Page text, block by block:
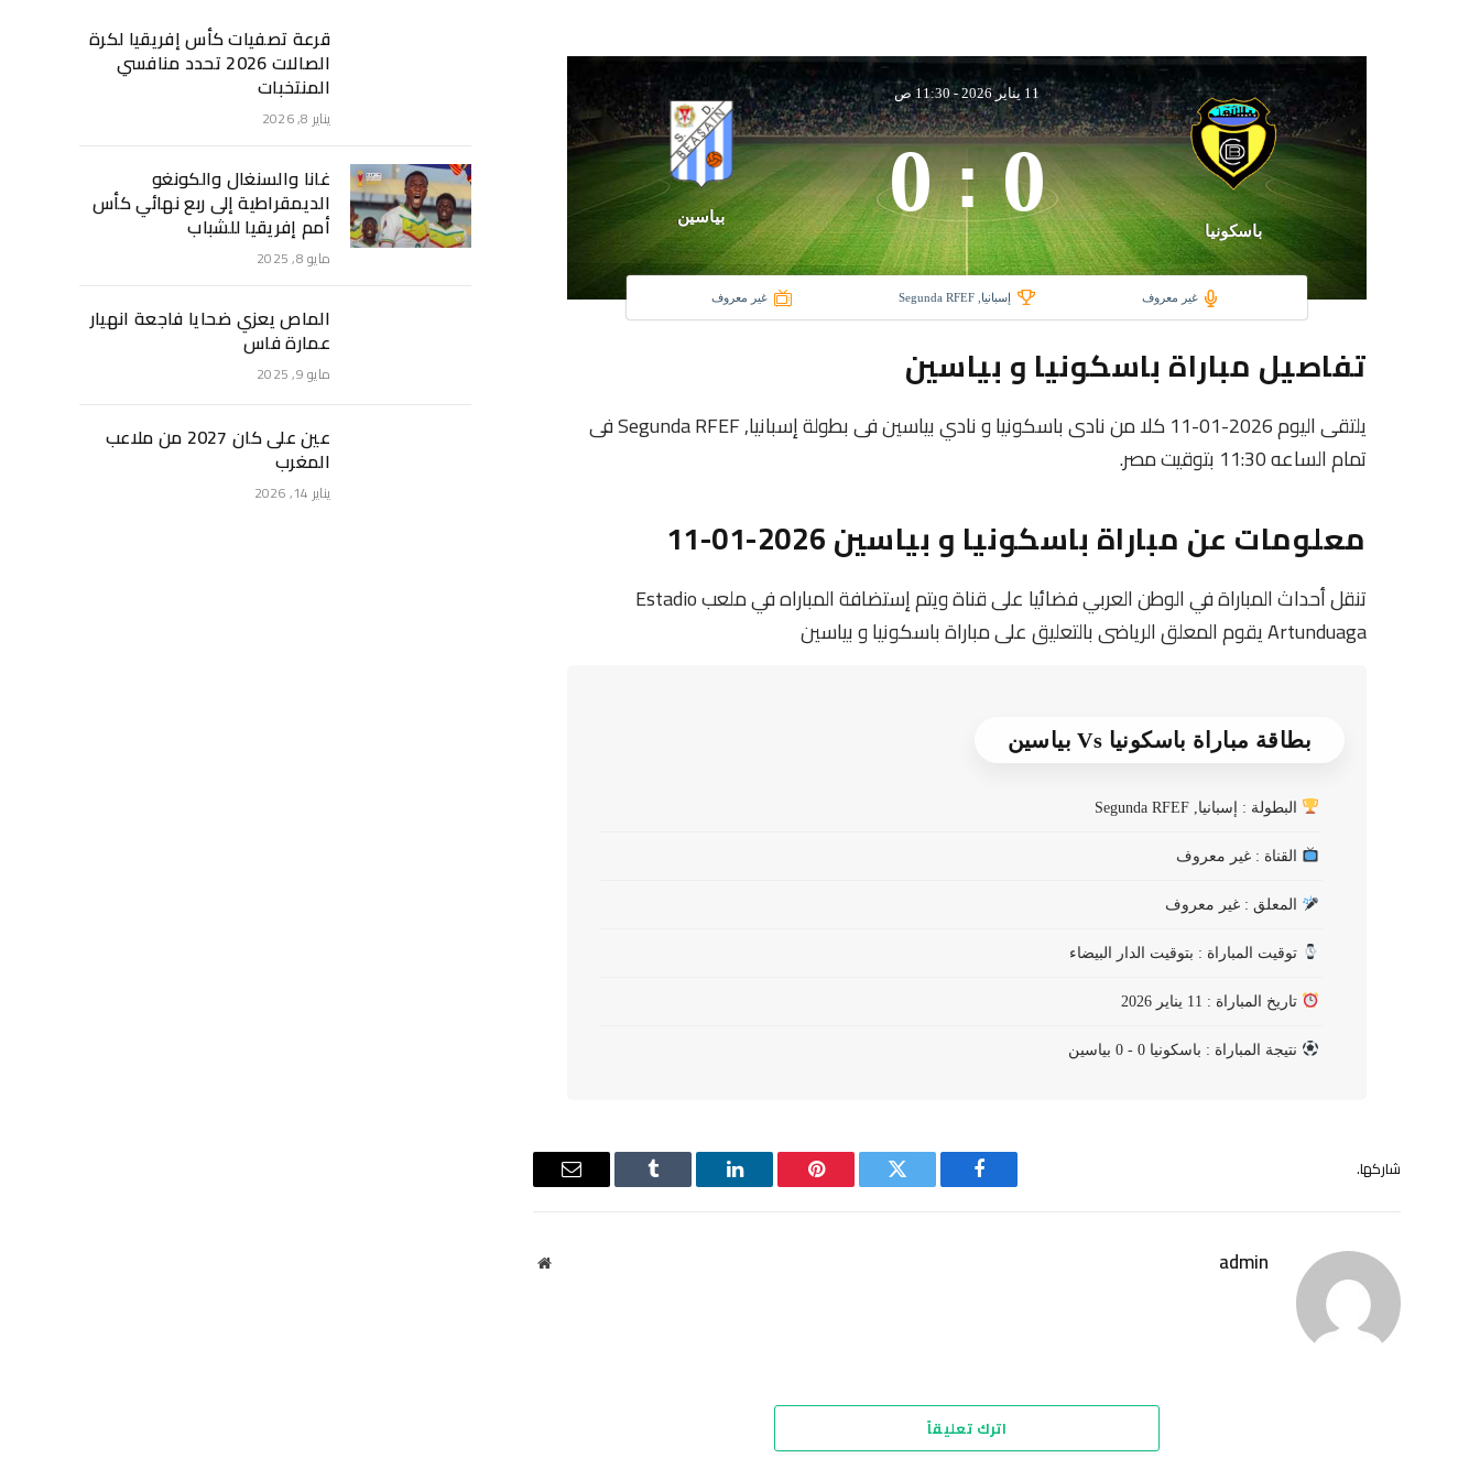
باسكونيا
11 يناير 2026 - 11:30 ص
0
:
0 بياسين
غير معروف إسبانيا, Segunda RFEF غير معروف
تفاصيل مباراة باسكونيا و بياسين
يلتقى اليوم 2026-01-11 كلا من نادى باسكونيا و نادي بياسين فى بطولة إسبانيا, Segunda RFEF فى
تمام الساعه 11:30 بتوقيت مصر.
معلومات عن مباراة باسكونيا و بياسين 2026-01-11
تنقل أحداث المباراة في الوطن العربي فضائيا على قناة ويتم إستضافة المباراه في ملعب Estadio
Artunduaga يقوم المعلق الرياضى بالتعليق على مباراة باسكونيا و بياسين
بطاقة مباراة باسكونيا Vs بياسين
البطولة : إسبانيا, Segunda RFEF
القناة : غير معروف
المعلق : غير معروف
توقيت المباراة : بتوقيت الدار البيضاء
تاريخ المباراة : 11 يناير 2026
نتيجة المباراة : باسكونيا 0 - 0 بياسين
شاركها.
فيسبوك تويتر بينتيريستلينكدإن Tumblr
البريد
admin
موقع
اترك تعليقاً
قرعة تصفيات كأس إفريقيا لكرة
الصالات 2026 تحدد منافسي
المنتخبات
يناير 8, 2026
غانا والسنغال والكونغو
الديمقراطية إلى ربع نهائي كأس
أمم إفريقيا للشباب
مايو 8, 2025
الماص يعزي ضحايا فاجعة انهيار
عمارة فاس
مايو 9, 2025
عين على كان 2027 من ملاعب
المغرب
يناير 14, 2026